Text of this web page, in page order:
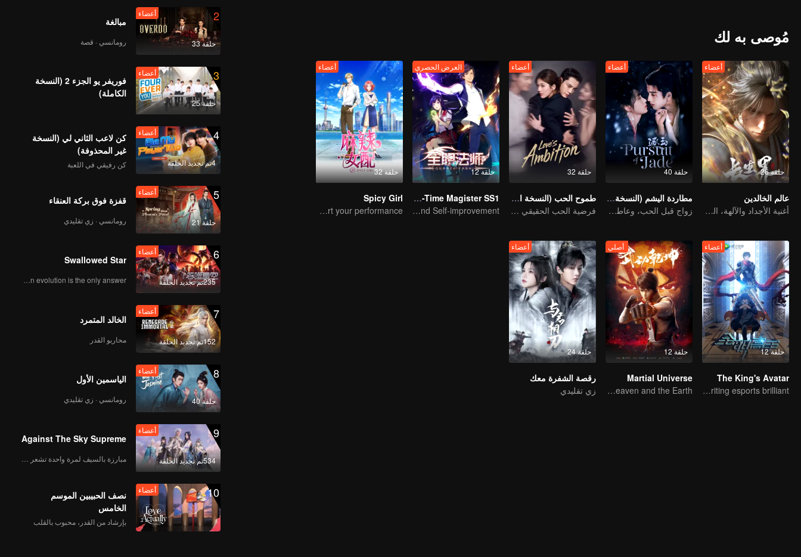
197
أعضاء
199
201
أعضاء
203
أعضاء
204
أعضاء
205
أعضاء
207
أعضاء
208
209
أعضاء
210
مُوصى به لك
حلقة 26
أعضاء
عالم الخالدين
أغنية الأجداد والآلهة، القصة مليئة بالدماء والدموع
حلقة 40
أعضاء
مطاردة اليشم (النسخة الإنجليزية)
زواج قبل الحب، وعاطفة تتشكل في الحرب
حلقة 32
أعضاء
طموح الحب (النسخة الإنجليزية)
فرضية الحب الحقيقي بين تشاو لو سي وتشين وي تينغ
حلقة 12
العرض الحصري
Full-Time Magister SS1
The Way to Growth, Encouragement and Self-improvement
حلقة 32
أعضاء
Spicy Girl
Please start your performance.
حلقة 12
أعضاء
The King's Avatar
Ten years of blood writing esports brilliant
حلقة 12
أصلي
Martial Universe
Wu Zhiji, Breaking the Sky, Moving the Heaven and the Earth
حلقة 24
أعضاء
رقصة الشفرة معك
زي تقليدي
2
حلقة 33
أعضاء
مبالغة
رومانسي · قصة
3
حلقة 25
أعضاء
فوريفر يو الجزء 2 (النسخة
الكاملة)
4
4تم تجديد الحلقة
أعضاء
كن لاعب الثاني لي (النسخة
غير المحذوفة)
كن رفيقي في اللعبة
5
حلقة 21
أعضاء
قفزة فوق بركة العنقاء
رومانسي · زي تقليدي
6
235تم تجديد الحلقة
أعضاء
Swallowed Star
Human evolution is the only answer.
7
152تم تجديد الحلقة
أعضاء
الخالد المتمرد
محاربو القدر
8
حلقة 40
أعضاء
الياسمين الأول
رومانسي · زي تقليدي
9
534تم تجديد الحلقة
أعضاء
Against The Sky Supreme
10 أعضاء
نصف الحبيبين الموسم
الخامس
بإرشاد من القدر، محبوب بالقلب